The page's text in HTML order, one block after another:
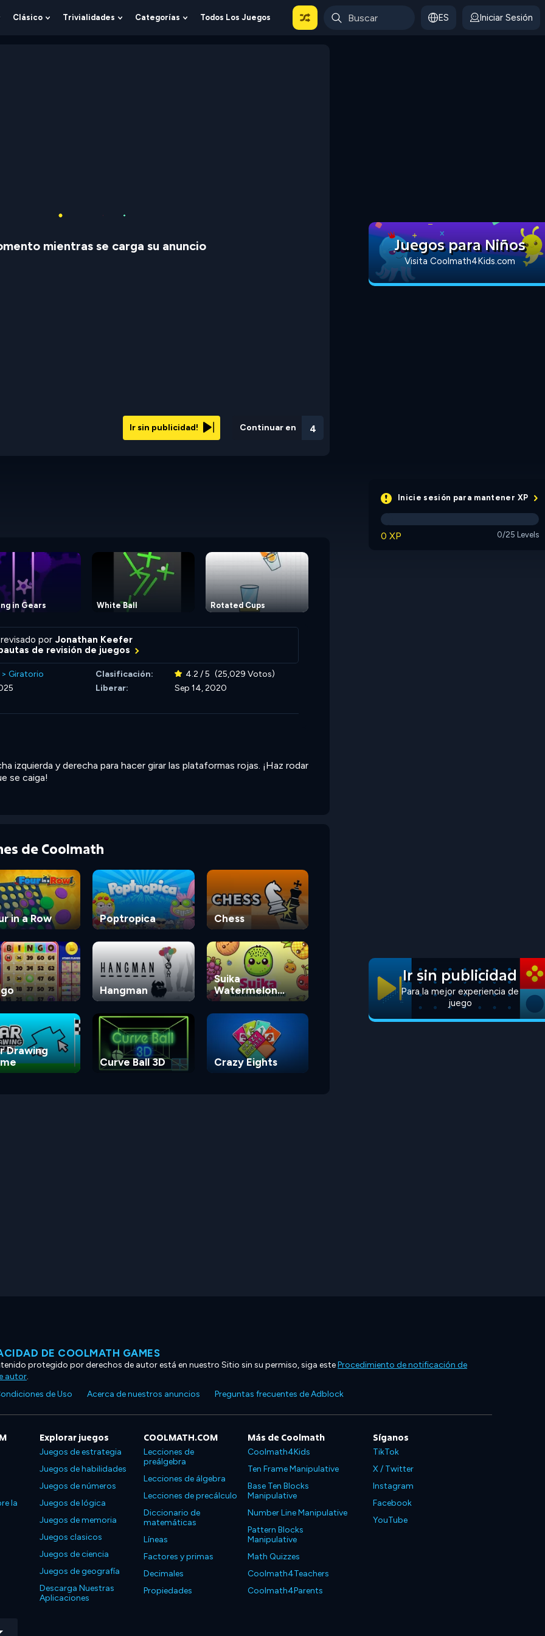
Show
Clásico
Show
Trivialidades
Show
Categorías
Show
Todos Los Juegos ES Iniciar Sesión
mientras se carga su anuncio
Continuar en 3
Ir sin publicidad!
in Gears White Ball Rotated Cups
por Jonathan Keefer
de revisión de juegos
> Giratorio Clasificación: 4.2 / 5 (25,029 Votos)
Liberar:
Sep 14, 2020
izquierda y derecha para hacer girar las plataformas rojas. ¡Haz rodar
se caiga!
de Coolmath
in a Row Poptropica Chess
Hangman
Suika
Watermelon
Game
Drawing
Curve Ball 3D Crazy Eights
Juegos para Niños
Visita Coolmath4Kids.com
Inicie sesión para mantener XP
0 XP 0/25 Levels
Ir sin publicidad
Para la mejor experiencia de
juego
DE COOLMATH GAMES
protegido por derechos de autor está en nuestro Sitio sin su permiso, siga esteProcedimiento de notificación de
autor.
de Uso Acerca de nuestros anuncios Preguntas frecuentes de Adblock
la
Explorar juegos
Juegos de estrategia
Juegos de habilidades
Juegos de números
Juegos de lógica
Juegos de memoria
Juegos clasicos
Juegos de ciencia
Juegos de geografía
Descarga Nuestras
Aplicaciones
COOLMATH.COM
Lecciones de
preálgebra
Lecciones de álgebra
Lecciones de precálculo
Diccionario de
matemáticas
Líneas
Factores y primas
Decimales
Propiedades
Más de Coolmath
Coolmath4Kids
Ten Frame Manipulative
Base Ten Blocks
Manipulative
Number Line Manipulative
Pattern Blocks
Manipulative
Math Quizzes
Coolmath4Teachers
Coolmath4Parents
Síganos
TikTok
X / Twitter
Instagram
Facebook
YouTube